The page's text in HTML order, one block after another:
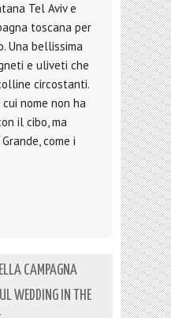
Tel Aviv e
toscana per
Una bellissima
e uliveti che
circostanti.
nome non ha
il cibo, ma
come i
CAMPAGNA
WEDDING IN THE